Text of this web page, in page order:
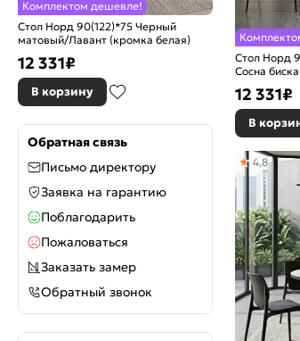
Комплектом дешевле!
Стол Норд 90(122)*75 Черный
матовый/Лавант (кромка белая)
12 331₽
В корзину
Обратная связь
Письмо директору
Заявка на гарантию
Поблагодарить
Пожаловаться
Заказать замер
Обратный звонок
Стол Норд
Сосна
12 331₽
В
4,8